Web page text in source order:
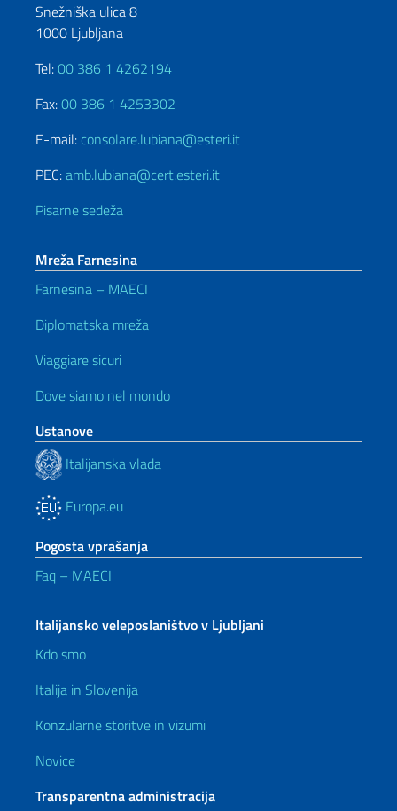
Snežniška ulica 8
1000 Ljubljana
Tel:00 386 1 4262194
Fax:00 386 1 4253302
E-mail: consolare.lubiana@esteri.it
PEC:amb.lubiana@cert.esteri.it
Pisarne sedeža
Mreža Farnesina
Farnesina – MAECI
Diplomatska mreža
Viaggiare sicuri
Dove siamo nel mondo
Ustanove
Italijanska vlada
Europa.eu
Pogosta vprašanja
Faq – MAECI
Italijansko veleposlaništvo v Ljubljani
Kdo smo
Italija in Slovenija
Konzularne storitve in vizumi
Novice
Transparentna administracija